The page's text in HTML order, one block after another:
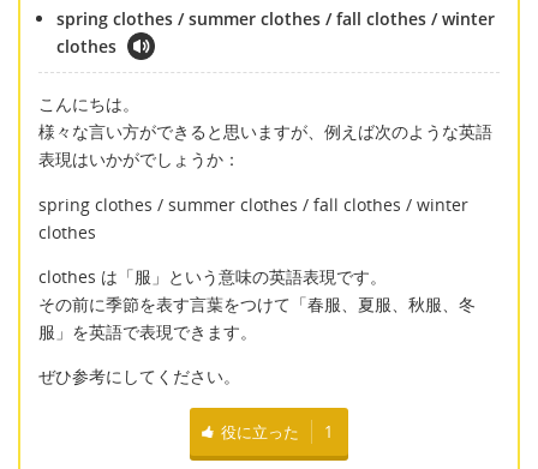
spring clothes / summer clothes / fall clothes / winter
clothes
こんにちは。
様々な言い方ができると思いますが、例えば次のような英語
表現はいかがでしょうか：
spring clothes / summer clothes / fall clothes / winter
clothes
clothes は「服」という意味の英語表現です。
その前に季節を表す言葉をつけて「春服、夏服、秋服、冬
服」を英語で表現できます。
ぜひ参考にしてください。
役に立った 1